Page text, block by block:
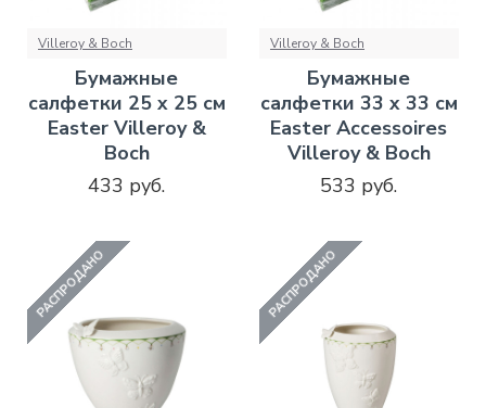
Villeroy & Boch
Бумажные
салфетки 25 x 25 см
Easter Villeroy &
Boch
433 руб.
Villeroy & Boch
Бумажные
салфетки 33 x 33 см
Easter Accessoires
Villeroy & Boch
533 руб.
РАСПРОДАНО РАСПРОДАНО